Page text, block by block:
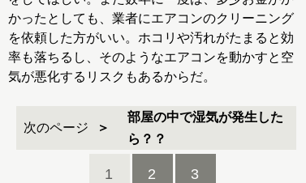
かったとしても、業者にエアコンのクリーニング
を依頼した方がいい。ホコリや汚れがたまると効
率も落ちるし、そのようなエアコンを動かすと空
気が悪化するリスクもあるからだ。
次のページ
部屋の中で湿気が発生した
ら？？
1 2 3